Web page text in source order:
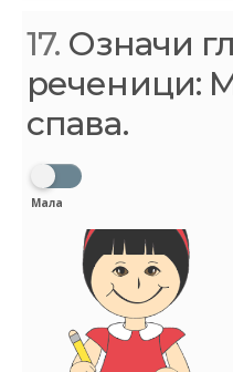
17. Означи
реченици:
спава.
Мала